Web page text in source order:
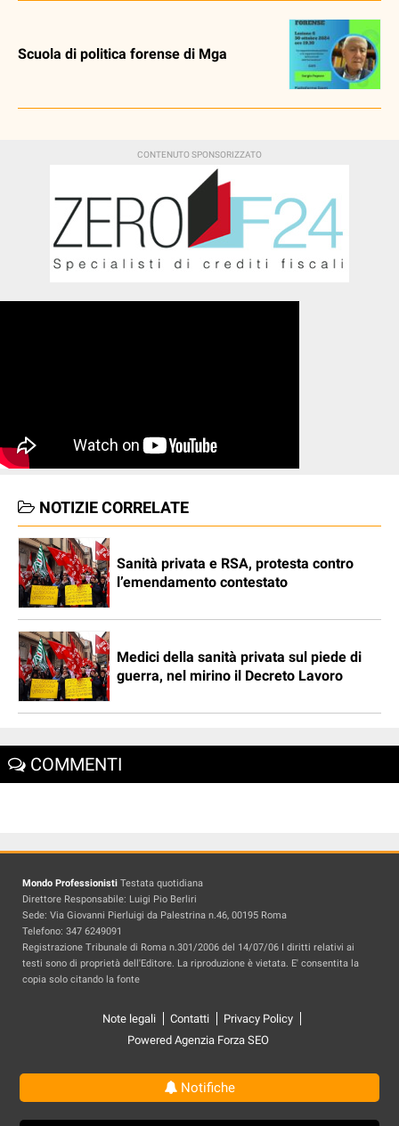
Scuola di politica forense di Mga
NOTIZIE CORRELATE
Sanità privata e RSA, protesta contro
l’emendamento contestato
Medici della sanità privata sul piede di
guerra, nel mirino il Decreto Lavoro
COMMENTI
Mondo Professionisti Testata quotidiana
Direttore Responsabile: Luigi Pio Berliri
Sede: Via Giovanni Pierluigi da Palestrina n.46, 00195 Roma
Telefono: 347 6249091
Registrazione Tribunale di Roma n.301/2006 del 14/07/06 I diritti relativi ai
testi sono di proprietà dell'Editore. La riproduzione è vietata. E' consentita la
copia solo citando la fonte
Note legali Contatti
Privacy Policy
Powered Agenzia Forza SEO
Notifiche